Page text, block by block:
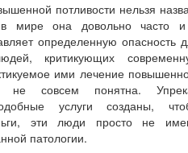
потливости нельзя
в мире она довольно часто
определенную опасность
критикующих
ими лечение
не совсем понятна.
услуги созданы,
эти люди просто не
патологии.